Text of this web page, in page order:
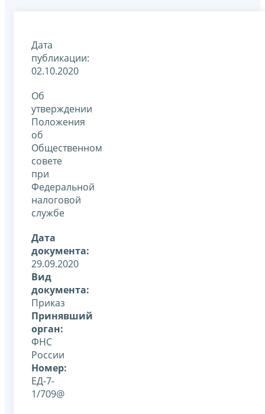
Дата
публикации:
02.10.2020
Об
утверждении
Положения
об
Общественном
совете
при
Федеральной
налоговой
службе
Дата
документа:
29.09.2020
Вид
документа:
Приказ
Принявший
орган:
ФНС
России
Номер:
ЕД-7-
1/709@